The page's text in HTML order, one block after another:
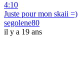
4:10
Juste pour mon skaii =)
segolene80
il y a 19 ans